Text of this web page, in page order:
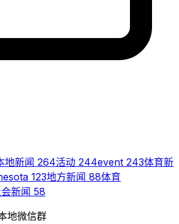
地新闻 264活动 244event 243体育新
123地方新闻 88体育
新闻 58
地微信群